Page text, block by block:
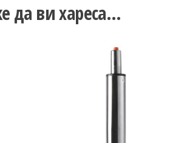
да ви хареса…